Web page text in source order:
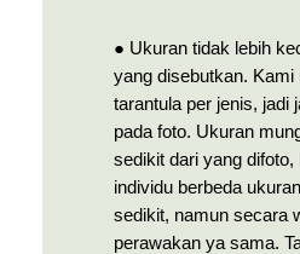
● Ukuran tidak lebih
yang disebutkan.
tarantula per jenis, jadi
pada foto. Ukuran
sedikit dari yang difoto,
individu berbeda
sedikit, namun secara
perawakan ya sama.